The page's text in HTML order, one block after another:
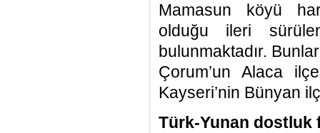
Mamasun köyü
olduğu ileri
bulunmaktadır.
Çorum’un Alaca
Kayseri’nin Bünyan
Türk-Yunan dostluk